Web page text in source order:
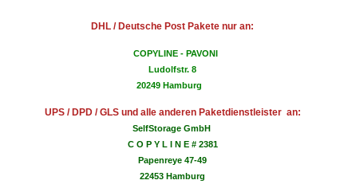
DHL / Deutsche Post Pakete nur an:
COPYLINE - PAVONI
Ludolfstr. 8
20249 Hamburg
UPS / DPD / GLS und alle anderen Paketdienstleister an:
SelfStorage GmbH
C O P Y L I N E # 2381
Papenreye 47-49
22453 Hamburg